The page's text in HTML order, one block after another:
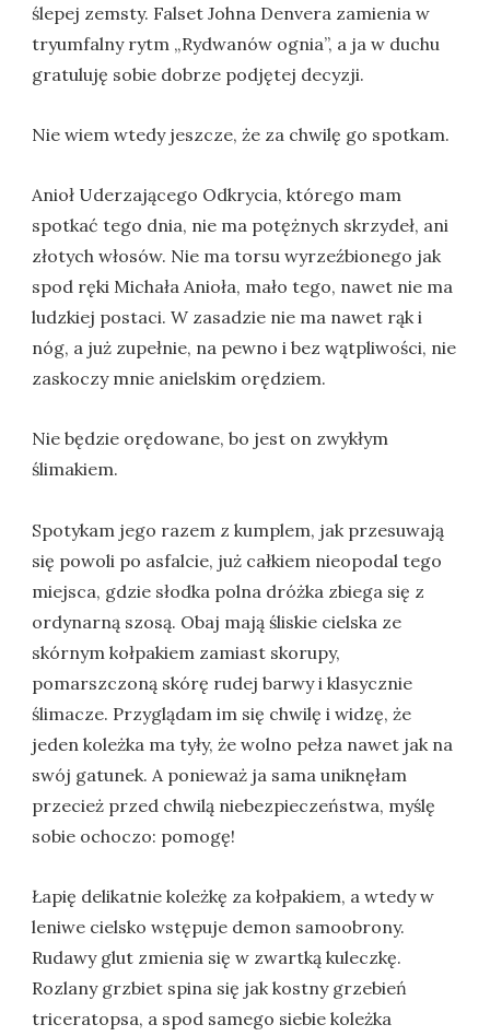
ślepej zemsty. Falset Johna Denvera zamienia w
tryumfalny rytm „Rydwanów ognia”, a ja w duchu
gratuluję sobie dobrze podjętej decyzji.
Nie wiem wtedy jeszcze, że za chwilę go spotkam.
Anioł Uderzającego Odkrycia, którego mam
spotkać tego dnia, nie ma potężnych skrzydeł, ani
złotych włosów. Nie ma torsu wyrzeźbionego jak
spod ręki Michała Anioła, mało tego, nawet nie ma
ludzkiej postaci. W zasadzie nie ma nawet rąk i
nóg, a już zupełnie, na pewno i bez wątpliwości, nie
zaskoczy mnie anielskim orędziem.
Nie będzie orędowane, bo jest on zwykłym
ślimakiem.
Spotykam jego razem z kumplem, jak przesuwają
się powoli po asfalcie, już całkiem nieopodal tego
miejsca, gdzie słodka polna dróżka zbiega się z
ordynarną szosą. Obaj mają śliskie cielska ze
skórnym kołpakiem zamiast skorupy,
pomarszczoną skórę rudej barwy i klasycznie
ślimacze. Przyglądam im się chwilę i widzę, że
jeden koleżka ma tyły, że wolno pełza nawet jak na
swój gatunek. A ponieważ ja sama uniknęłam
przecież przed chwilą niebezpieczeństwa, myślę
sobie ochoczo: pomogę!
Łapię delikatnie koleżkę za kołpakiem, a wtedy w
leniwe cielsko wstępuje demon samoobrony.
Rudawy glut zmienia się w zwartką kuleczkę.
Rozlany grzbiet spina się jak kostny grzebień
triceratopsa, a spod samego siebie koleżka